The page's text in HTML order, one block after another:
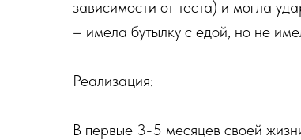
зависимости от теста) и могла
– имела бутылку с едой, но не
Реализация:
В первые 3-5 месяцев своей